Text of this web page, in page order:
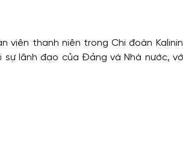
viên thanh niên trong Chi đoàn
lãnh đạo của Đảng và Nhà nước,